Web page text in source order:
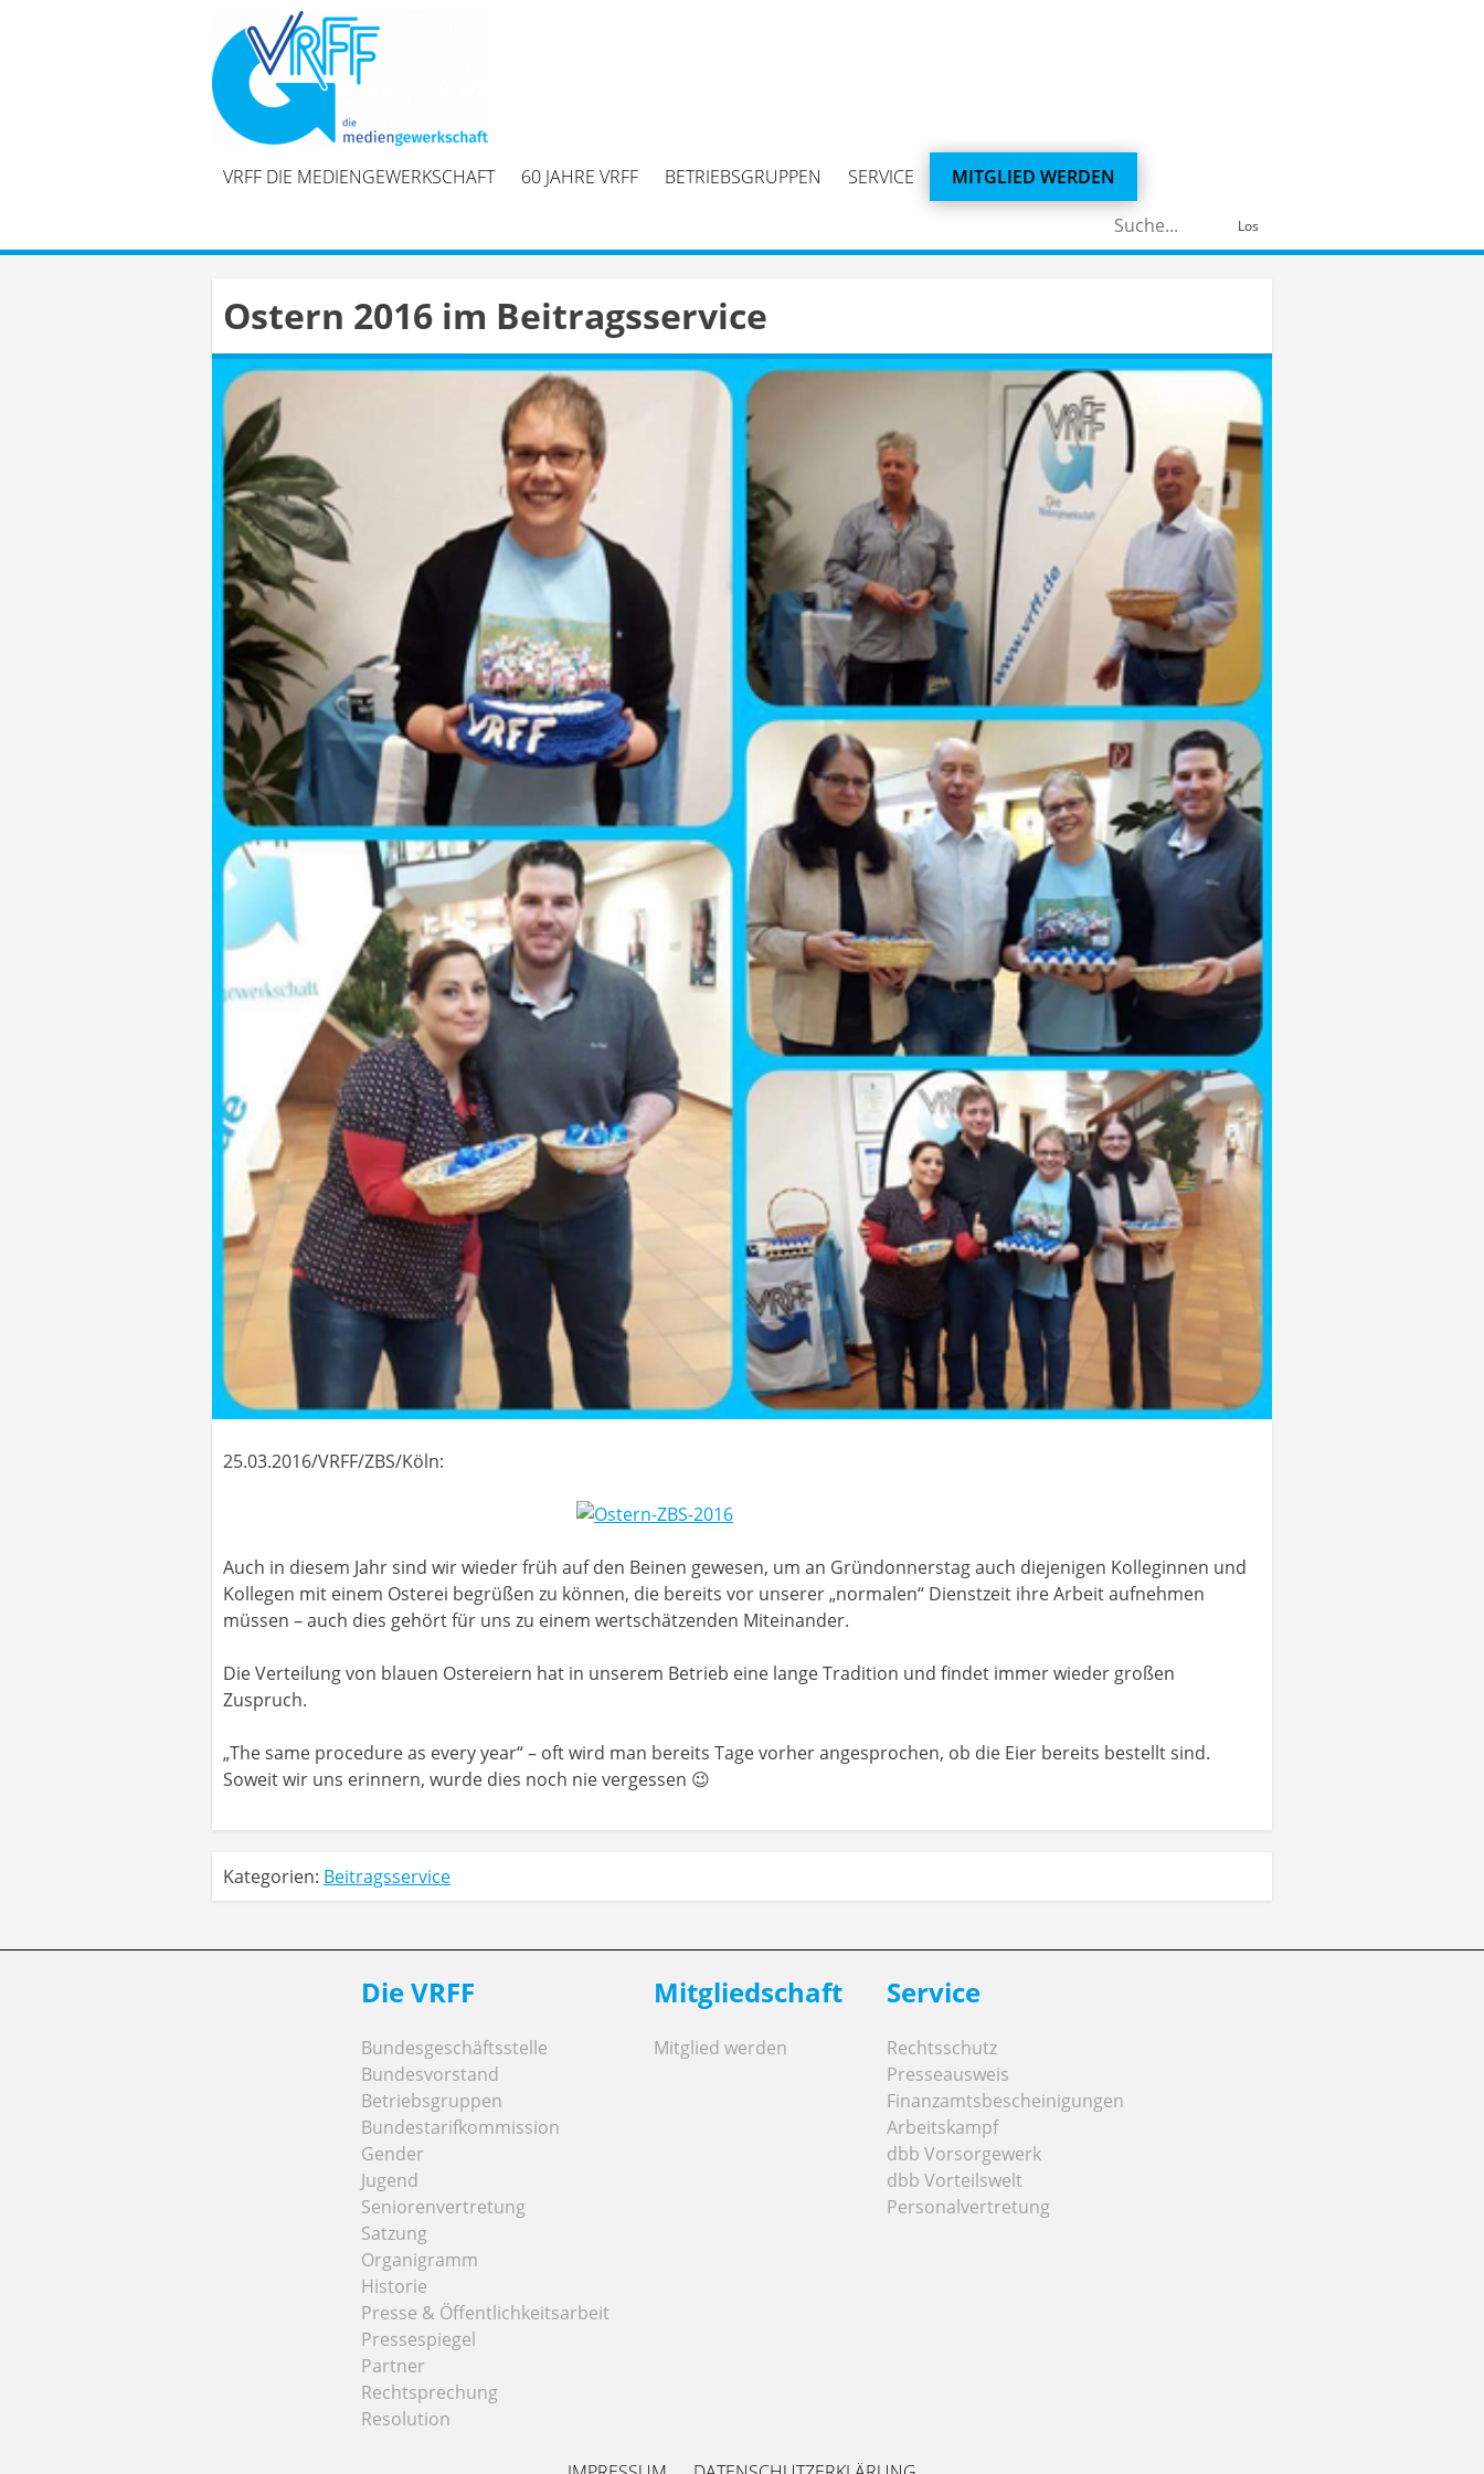
VRFF DIE MEDIENGEWERKSCHAFT 60 JAHRE VRFF BETRIEBSGRUPPEN SERVICE
MITGLIED WERDEN
Los
Ostern 2016 im Beitragsservice
25.03.2016/VRFF/ZBS/Köln:
Auch in diesem Jahr sind wir wieder früh auf den Beinen gewesen, um an Gründonnerstag auch diejenigen Kolleginnen und
Kollegen mit einem Osterei begrüßen zu können, die bereits vor unserer „normalen“ Dienstzeit ihre Arbeit aufnehmen
müssen – auch dies gehört für uns zu einem wertschätzenden Miteinander.
Die Verteilung von blauen Ostereiern hat in unserem Betrieb eine lange Tradition und findet immer wieder großen
Zuspruch.
„The same procedure as every year“ – oft wird man bereits Tage vorher angesprochen, ob die Eier bereits bestellt sind.
Soweit wir uns erinnern, wurde dies noch nie vergessen 😉
Kategorien: Beitragsservice
Die VRFF
Bundesgeschäftsstelle
Bundesvorstand
Betriebsgruppen
Bundestarifkommission
Gender
Jugend
Seniorenvertretung
Satzung
Organigramm
Historie
Presse & Öffentlichkeitsarbeit
Pressespiegel
Partner
Rechtsprechung
Resolution
Mitgliedschaft
Mitglied werden
Service
Rechtsschutz
Presseausweis
Finanzamtsbescheinigungen
Arbeitskampf
dbb Vorsorgewerk
dbb Vorteilswelt
Personalvertretung